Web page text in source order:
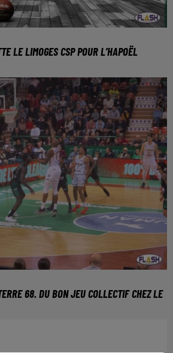
LE LIMOGES CSP POUR L’HAPOËL
68. DU BON JEU COLLECTIF CHEZ LE